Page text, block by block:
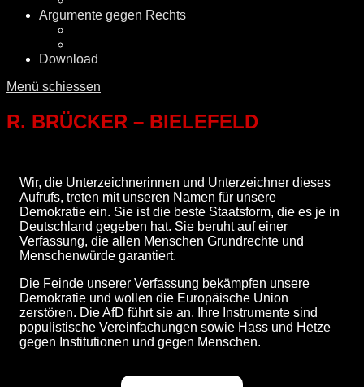
Argumente gegen Rechts
Download
Menü schiessen
R. BRÜCKER – BIELEFELD
Wir, die Unterzeichnerinnen und Unterzeichner dieses
Aufrufs, treten mit unseren Namen für unsere
Demokratie ein. Sie ist die beste Staatsform, die es je in
Deutschland gegeben hat. Sie beruht auf einer
Verfassung, die allen Menschen Grundrechte und
Menschenwürde garantiert.
Die Feinde unserer Verfassung bekämpfen unsere
Demokratie und wollen die Europäische Union
zerstören. Die AfD führt sie an. Ihre Instrumente sind
populistische Vereinfachungen sowie Hass und Hetze
gegen Institutionen und gegen Menschen.